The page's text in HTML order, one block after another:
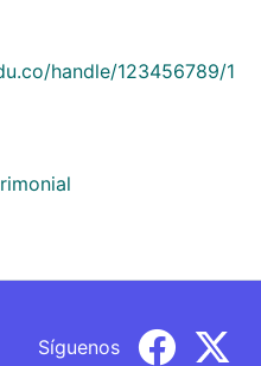
handle/123456789/1
Síguenos